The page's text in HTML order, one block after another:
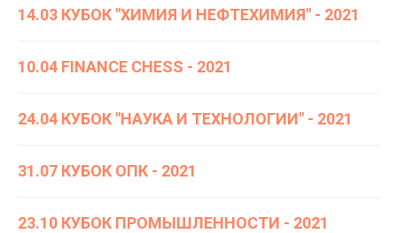
14.03 КУБОК "ХИМИЯ И НЕФТЕХИМИЯ" - 2021
10.04 FINANCE CHESS - 2021
24.04 КУБОК "НАУКА И ТЕХНОЛОГИИ" - 2021
31.07 КУБОК ОПК - 2021
23.10 КУБОК ПРОМЫШЛЕННОСТИ - 2021